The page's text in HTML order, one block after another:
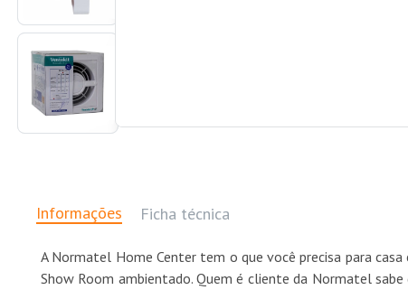
Informações Ficha técnica
A Normatel Home Center tem o que você precisa para
Show Room ambientado. Quem é cliente da Normatel